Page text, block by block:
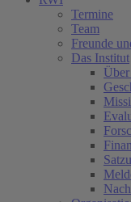
Termine
Team
Freunde
Das Institut